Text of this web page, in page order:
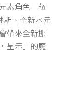
素角色－菈
斯、全新水元
帶來全新挪
呈示」的魔